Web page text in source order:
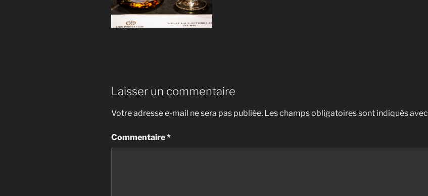
Laisser un commentaire
Votre adresse e-mail ne sera pas publiée. Les champs obligatoires sont indiqués avec
Commentaire*